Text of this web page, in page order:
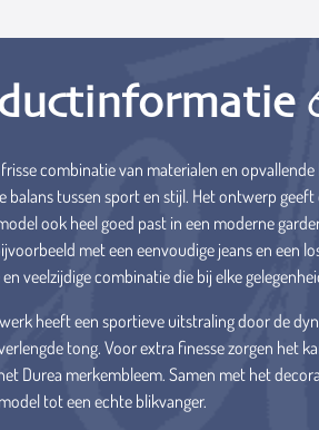
combinatie van materialen en
balans tussen sport en stijl. Het ontwerp geeft
ook heel goed past in een moderne
met een eenvoudige jeans en een
veelzijdige combinatie die bij elke
heeft een sportieve uitstraling door de
tong. Voor extra finesse zorgen het
Durea merkembleem. Samen met het
tot een echte blikvanger.